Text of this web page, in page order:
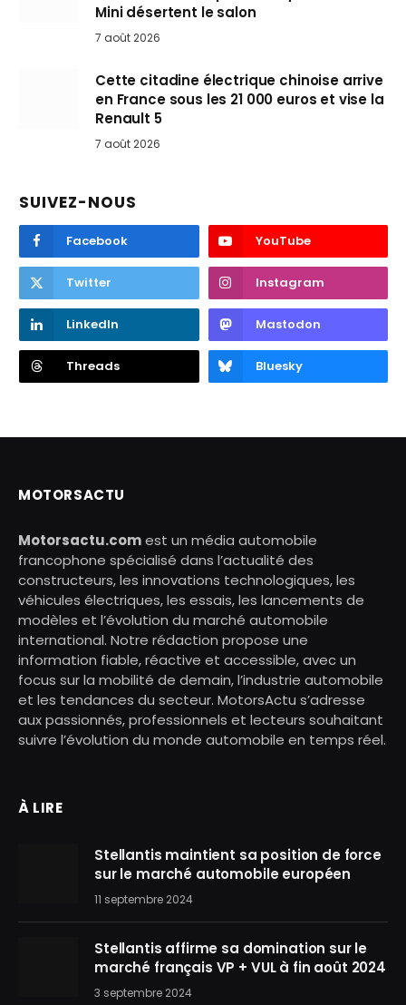
Mini désertent le salon
7 août 2026
Cette citadine électrique chinoise arrive
en France sous les 21 000 euros et vise la
Renault 5
7 août 2026
SUIVEZ-NOUS
Facebook YouTube
Twitter Instagram
LinkedIn Mastodon
Threads Bluesky
MOTORSACTU
Motorsactu.comest un média automobile
francophone spécialisé dans l’actualité des
constructeurs, les innovations technologiques, les
véhicules électriques, les essais, les lancements de
modèles et l’évolution du marché automobile
international. Notre rédaction propose une
information fiable, réactive et accessible, avec un
focus sur la mobilité de demain, l’industrie automobile
et les tendances du secteur. MotorsActu s’adresse
aux passionnés, professionnels et lecteurs souhaitant
suivre l’évolution du monde automobile en temps réel.
À LIRE
Stellantis maintient sa position de force
sur le marché automobile européen
11 septembre 2024
Stellantis affirme sa domination sur le
marché français VP + VUL à fin août 2024
3 septembre 2024